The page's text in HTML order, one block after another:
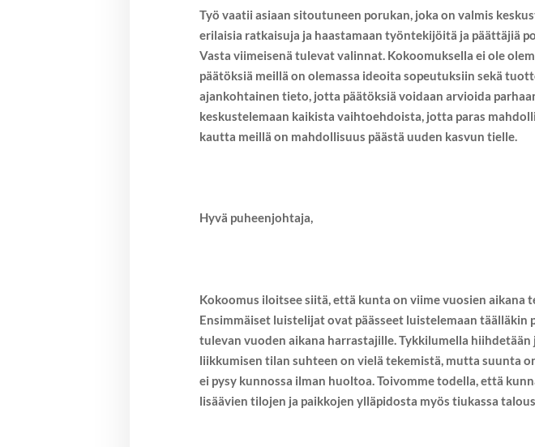
Työ vaatii asiaan sitoutuneen porukan, joka on valmis
erilaisia ratkaisuja ja haastamaan työntekijöitä ja päättäjiä
Vasta viimeisenä tulevat valinnat. Kokoomuksella ei ole
päätöksiä meillä on olemassa ideoita sopeutuksiin sekä
ajankohtainen tieto, jotta päätöksiä voidaan arvioida
keskustelemaan kaikista vaihtoehdoista, jotta paras
kautta meillä on mahdollisuus päästä uuden kasvun tielle.
Hyvä puheenjohtaja,
Kokoomus iloitsee siitä, että kunta on viime vuosien
Ensimmäiset luistelijat ovat päässeet luistelemaan
tulevan vuoden aikana harrastajille. Tykkilumella
liikkumisen tilan suhteen on vielä tekemistä, mutta suunta
ei pysy kunnossa ilman huoltoa. Toivomme todella, että
lisäävien tilojen ja paikkojen ylläpidosta myös tiukassa